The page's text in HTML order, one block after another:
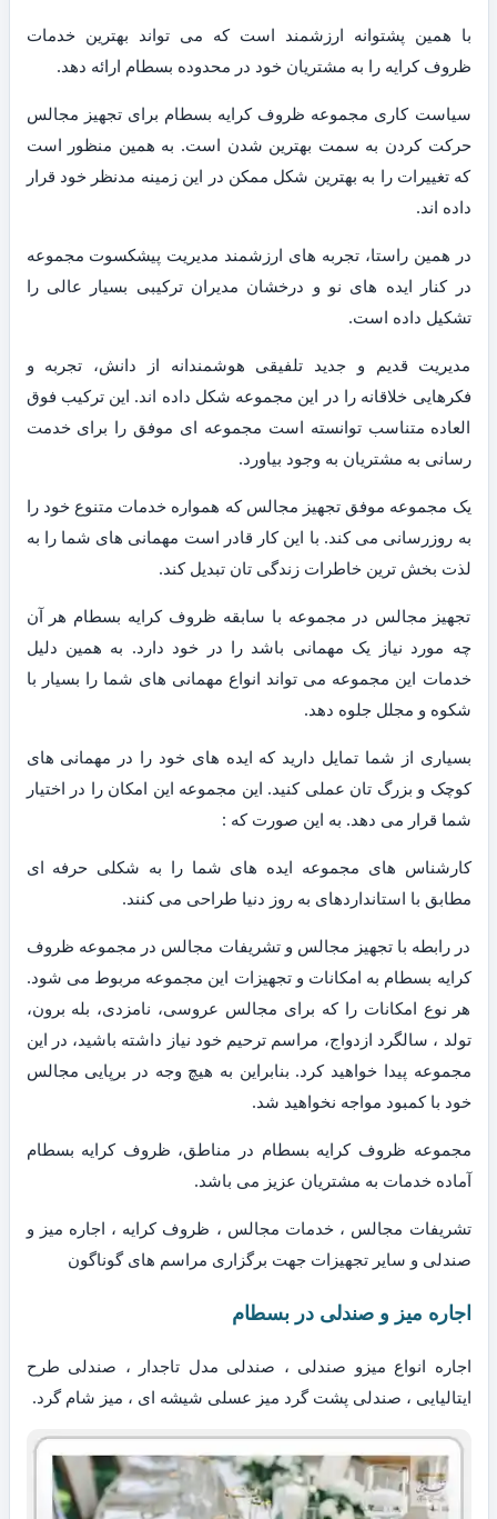
با همین پشتوانه ارزشمند است که می تواند بهترین خدمات
ظروف کرایه را به مشتریان خود در محدوده بسطام ارائه دهد.
سیاست کاری مجموعه ظروف کرایه بسطام برای تجهیز مجالس
حرکت کردن به سمت بهترین شدن است. به همین منظور است
که تغییرات را به بهترین شکل ممکن در این زمینه مدنظر خود قرار
داده اند.
در همین راستا، تجربه های ارزشمند مدیریت پیشکسوت مجموعه
در کنار ایده های نو و درخشان مدیران ترکیبی بسیار عالی را
تشکیل داده است.
مدیریت قدیم و جدید تلفیقی هوشمندانه از دانش، تجربه و
فکرهایی خلاقانه را در این مجموعه شکل داده اند. این ترکیب فوق
العاده متناسب توانسته است مجموعه ای موفق را برای خدمت
رسانی به مشتریان به وجود بیاورد.
یک مجموعه موفق تجهیز مجالس که همواره خدمات متنوع خود را
به روزرسانی می کند. با این کار قادر است مهمانی های شما را به
لذت بخش ترین خاطرات زندگی تان تبدیل کند.
تجهیز مجالس در مجموعه با سابقه ظروف کرایه بسطام هر آن
چه مورد نیاز یک مهمانی باشد را در خود دارد. به همین دلیل
خدمات این مجموعه می تواند انواع مهمانی های شما را بسیار با
شکوه و مجلل جلوه دهد.
بسیاری از شما تمایل دارید که ایده های خود را در مهمانی های
کوچک و بزرگ تان عملی کنید. این مجموعه این امکان را در اختیار
شما قرار می دهد. به این صورت که :
کارشناس های مجموعه ایده های شما را به شکلی حرفه ای
مطابق با استانداردهای به روز دنیا طراحی می کنند.
در رابطه با تجهیز مجالس و تشریفات مجالس در مجموعه ظروف
کرایه بسطام به امکانات و تجهیزات این مجموعه مربوط می شود.
هر نوع امکانات را که برای مجالس عروسی، نامزدی، بله برون،
تولد ، سالگرد ازدواج، مراسم ترحیم خود نیاز داشته باشید، در این
مجموعه پیدا خواهید کرد. بنابراین به هیچ وجه در برپایی مجالس
خود با کمبود مواجه نخواهید شد.
مجموعه ظروف کرایه بسطام در مناطق، ظروف کرایه بسطام
آماده خدمات به مشتریان عزیز می باشد.
تشریفات مجالس ، خدمات مجالس ، ظروف کرایه ، اجاره میز و
صندلی و سایر تجهیزات جهت برگزاری مراسم های گوناگون
اجاره میز و صندلی در بسطام
اجاره انواع میزو صندلی ، صندلی مدل تاجدار ، صندلی طرح
ایتالیایی ، صندلی پشت گرد میز عسلی شیشه ای ، میز شام گرد.